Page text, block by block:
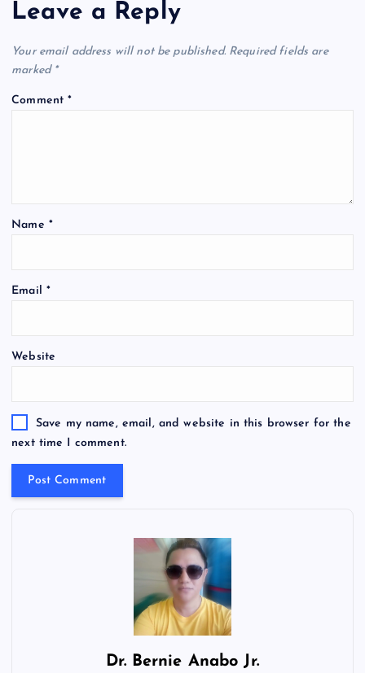
Leave a Reply
Your email address will not be published. Required fields are
marked *
Comment*
Name *
Email *
Website
Save my name, email, and website in this browser for the
next time I comment.
Dr. Bernie Anabo Jr.